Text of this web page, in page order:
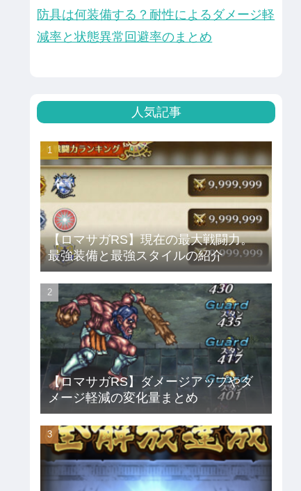
防具は何装備する？耐性によるダメージ軽
減率と状態異常回避率のまとめ
人気記事
【ロマサガRS】現在の最大戦闘力。
最強装備と最強スタイルの紹介
【ロマサガRS】ダメージアップやダ
メージ軽減の変化量まとめ